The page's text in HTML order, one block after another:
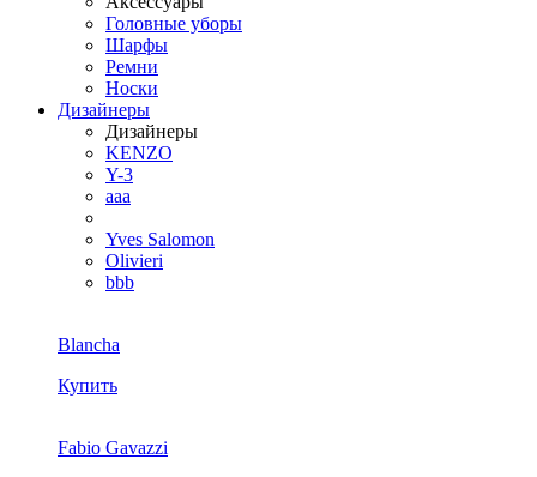
Головные уборы
Шарфы
Ремни
Носки
Дизайнеры
Дизайнеры
KENZO
Y-3
aaa
Yves Salomon
Olivieri
bbb
Blancha
Купить
Fabio Gavazzi